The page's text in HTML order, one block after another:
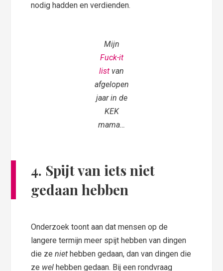
nodig hadden en verdienden.
Mijn
Fuck-it
list van
afgelopen
jaar in de
KEK
mama…
4. Spijt van iets niet
gedaan hebben
Onderzoek toont aan dat mensen op de
langere termijn meer spijt hebben van dingen
die zeniethebben gedaan, dan van dingen die
ze welhebben gedaan. Bij een rondvraag